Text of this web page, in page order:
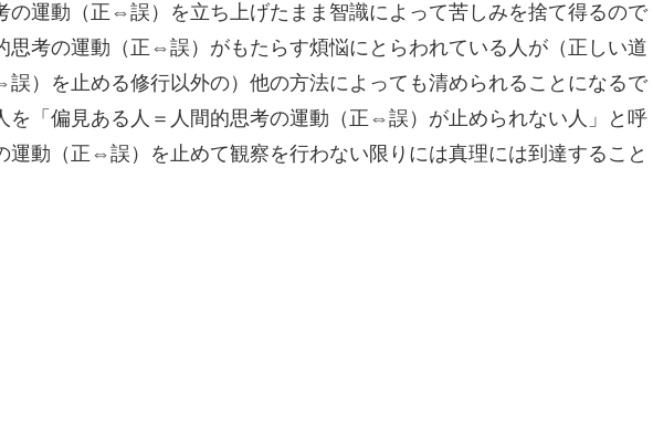
の運動（正⇔誤）を立ち上げたまま智識によって苦しみを捨て得るので
思考の運動（正⇔誤）がもたらす煩悩にとらわれている人が（正しい道
）を止める修行以外の）他の方法によっても清められることになるで
を「偏見ある人＝人間的思考の運動（正⇔誤）が止められない人」と呼
運動（正⇔誤）を止めて観察を行わない限りには真理には到達すること